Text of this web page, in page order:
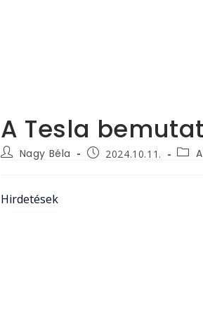
A Tesla
PostNagy Béla
Post2024.10.11.
Post
Hirdetések